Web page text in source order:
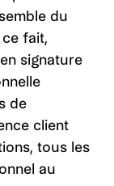
du
fait,
signature
de
client
tous les
au